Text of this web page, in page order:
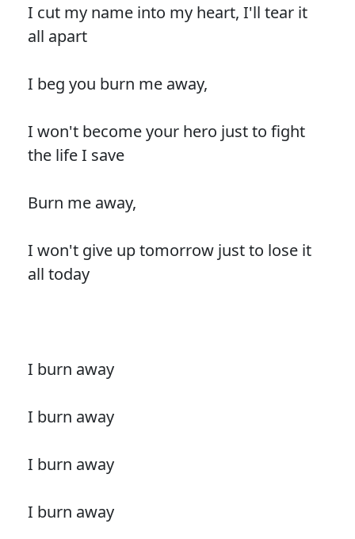
I cut my name into my heart, I'll tear it
all apart
I beg you burn me away,
I won't become your hero just to fight
the life I save
Burn me away,
I won't give up tomorrow just to lose it
all today
I burn away
I burn away
I burn away
I burn away